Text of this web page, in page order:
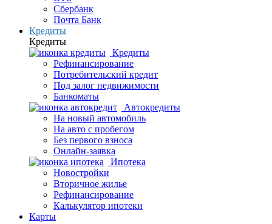
Сбербанк
Почта Банк
Кредиты
Кредиты
Кредиты
Рефинансирование
Потребительский кредит
Под залог недвижимости
Банкоматы
Автокредиты
На новый автомобиль
На авто с пробегом
Без первого взноса
Онлайн-заявка
Ипотека
Новостройки
Вторичное жилье
Рефинансирование
Калькулятор ипотеки
Карты